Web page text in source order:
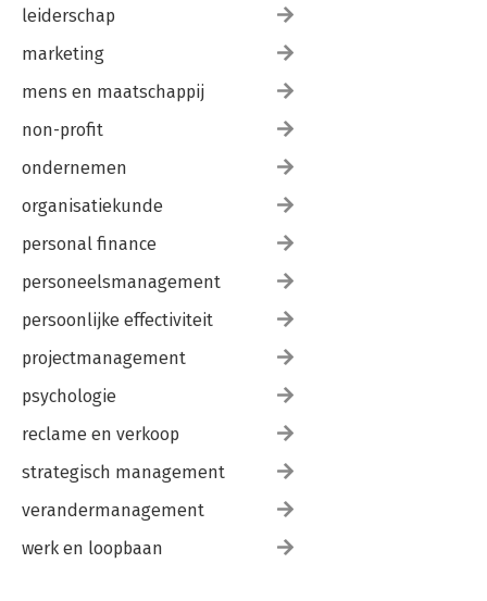
leiderschap
marketing
mens en maatschappij
non-profit
ondernemen
organisatiekunde
personal finance
personeelsmanagement
persoonlijke effectiviteit
projectmanagement
psychologie
reclame en verkoop
strategisch management
verandermanagement
werk en loopbaan